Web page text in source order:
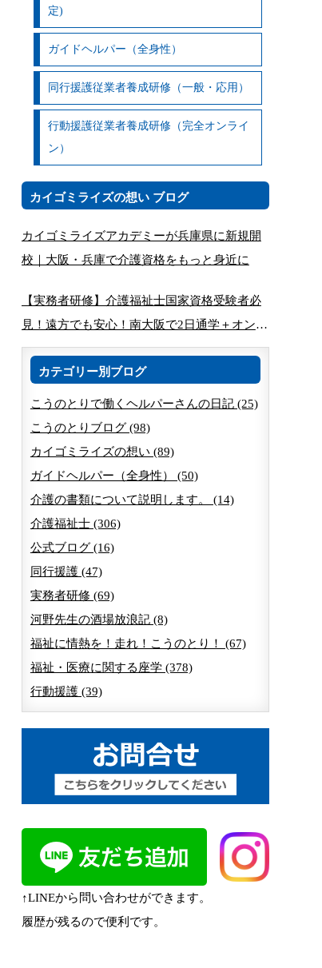
定)
ガイドヘルパー（全身性）
同行援護従業者養成研修（一般・応用）
行動援護従業者養成研修（完全オンライ
ン）
カイゴミライズの想い ブログ
カイゴミライズアカデミーが兵庫県に新規開
校｜大阪・兵庫で介護資格をもっと身近に
【実務者研修】介護福祉士国家資格受験者必
見！遠方でも安心！南大阪で2日通学＋オンラ
インで完結する講座とは
カテゴリー別ブログ
こうのとりで働くヘルパーさんの日記 (25)
こうのとりブログ (98)
カイゴミライズの想い (89)
ガイドヘルパー（全身性） (50)
介護の書類について説明します。 (14)
介護福祉士 (306)
公式ブログ (16)
同行援護 (47)
実務者研修 (69)
河野先生の酒場放浪記 (8)
福祉に情熱を！走れ！こうのとり！ (67)
福祉・医療に関する座学 (378)
行動援護 (39)
↑LINEから問い合わせができます。
履歴が残るので便利です。